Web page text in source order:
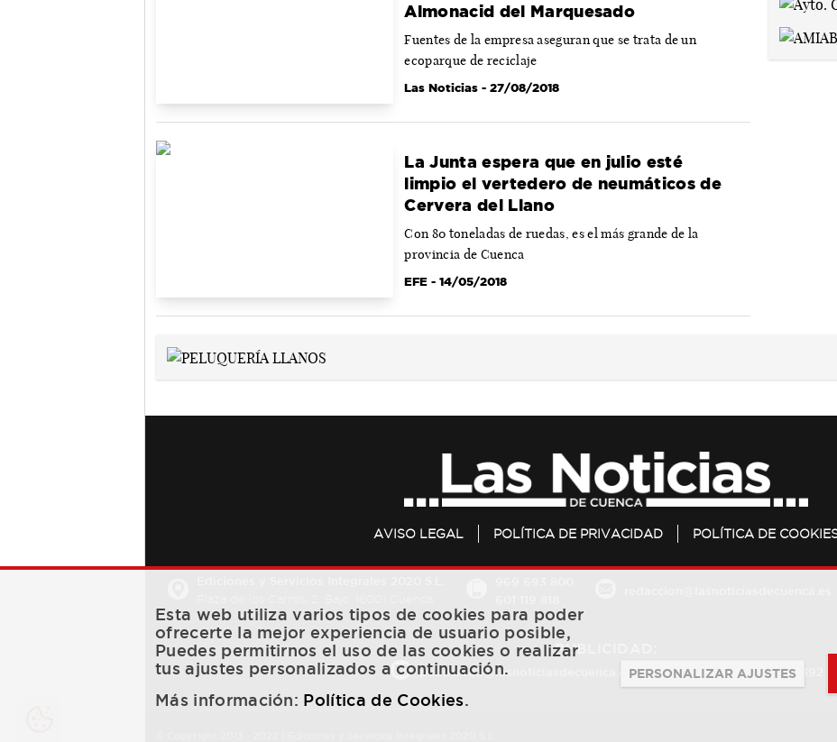
Almonacid del Marquesado
Fuentes de la empresa aseguran que se trata de un
ecoparque de reciclaje
Las Noticias - 27/08/2018
La Junta espera que en julio esté
limpio el vertedero de neumáticos de
Cervera del Llano
Con 80 toneladas de ruedas, es el más grande de la
provincia de Cuenca
EFE - 14/05/2018
AVISO LEGAL POLÍTICA DE PRIVACIDAD POLÍTICA DE
PUBLICIDAD:
publicidad@lasnoticiasdecuenca.es 684 126 573 / 670 726 392
Esta web utiliza varios tipos de cookies para poder
ofrecerte la mejor experiencia de usuario posible,
Puedes permitirnos el uso de las cookies o realizar
tus ajustes personalizados a continuación.
Más información: Política de Cookies.
PERSONALIZAR AJUSTES